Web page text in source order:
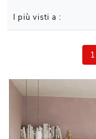
I più visti a :
1